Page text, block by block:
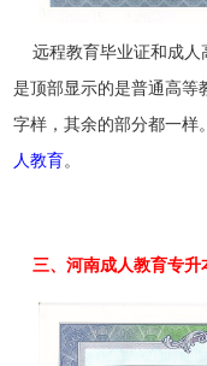
远程教育毕业证和成
是顶部显示的是普通高等
字样，其余的部分都一样
人教育。
三、河南成人教育专升